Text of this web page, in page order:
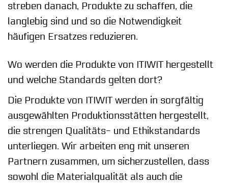
streben danach, Produkte zu schaffen, die
langlebig sind und so die Notwendigkeit
häufigen Ersatzes reduzieren.
Wo werden die Produkte von ITIWIT hergestellt
und welche Standards gelten dort?
Die Produkte von ITIWIT werden in sorgfältig
ausgewählten Produktionsstätten hergestellt,
die strengen Qualitäts- und Ethikstandards
unterliegen. Wir arbeiten eng mit unseren
Partnern zusammen, um sicherzustellen, dass
sowohl die Materialqualität als auch die